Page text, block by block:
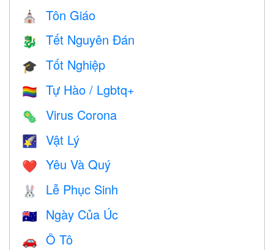
⛪️ Tôn Giáo
🐉 Tết Nguyên Đán
🎓 Tốt Nghiệp
🏳️‍🌈 Tự Hào / Lgbtq+
🦠 Virus Corona
🌠 Vật Lý
❤️️ Yêu Và Quý
🐰 Lễ Phục Sinh
🇦🇺 Ngày Của Úc
🚗 Ô Tô